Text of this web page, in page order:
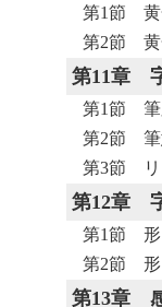
第1節 黄
第2節 黄
第11章
第1節 筆
第2節 筆
第3節 リ
第12章
第1節 形
第2節 形
第13章